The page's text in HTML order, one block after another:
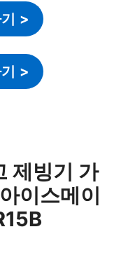
>
>
제빙기 가
이스메이